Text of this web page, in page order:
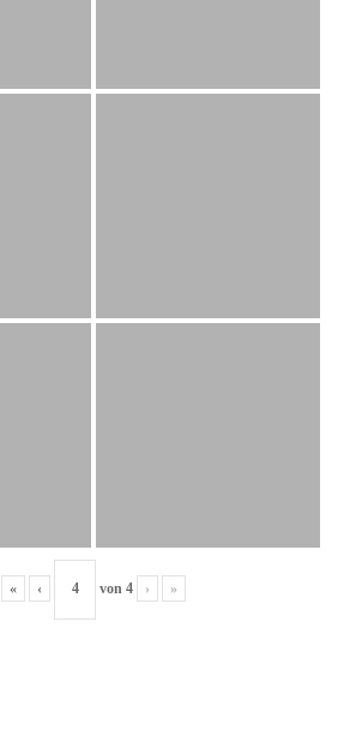
« ‹ von 4 › »